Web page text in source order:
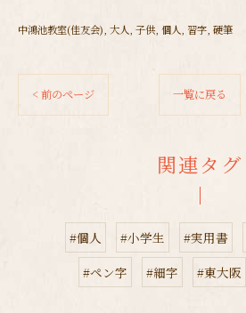
中鴻池教室(佳友会) 大人 子供 個人 習字 硬筆
< 前のページ 一覧に戻る
関連タグ
#個人 #小学生 #実用書
#ペン字
#細字 #東大阪